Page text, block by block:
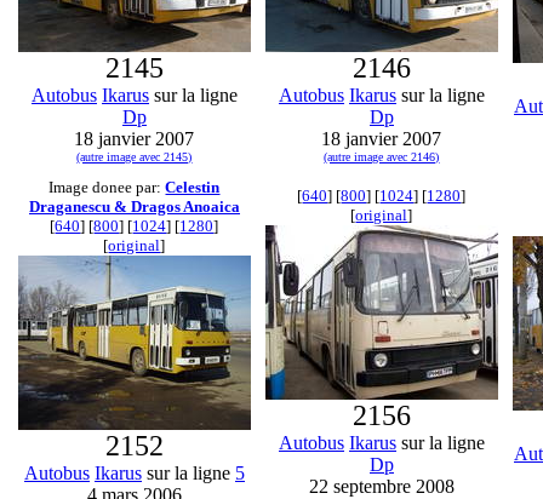
2145
Autobus Ikarus sur la ligne
Dp
18 janvier 2007
(autre image avec 2145)
2146
Autobus Ikarus sur la ligne
Dp
18 janvier 2007
(autre image avec 2146)
Image donee par:Celestin
Draganescu & Dragos Anoaica
[640] [800] [1024] [1280]
[original]
2152
Autobus Ikarus sur la ligne 5
4 mars 2006
[640] [800] [1024] [1280]
[original]
2156
Autobus Ikarus sur la ligne
Dp
22 septembre 2008